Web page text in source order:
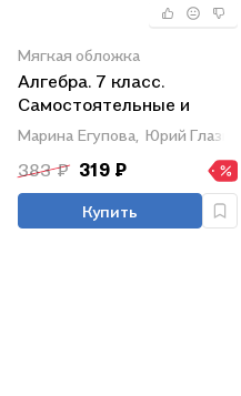
Мягкая обложка
Алгебра. 7 класс.
Самостоятельные и
контрольные работы к
учебнику Ю.Н.
Макарычева и др.; под
ред. С.А. Теляковского
"Математика. Алгебра. 7
Марина Егупова, Юрий Глазков
383 ₽ 319 ₽
Купить